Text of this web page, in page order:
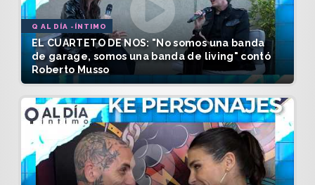
Q AL DÍA -ÍNTIMO
EL CUARTETO DE NOS: "No somos una banda
de garage, somos una banda de living" contó
Roberto Musso